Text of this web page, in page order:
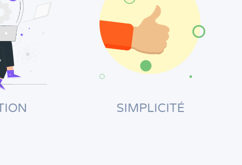
SIMPLICITÉ